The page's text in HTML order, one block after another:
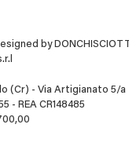
by
(Cr) - Via Artigianato 5/a
- REA CR148485